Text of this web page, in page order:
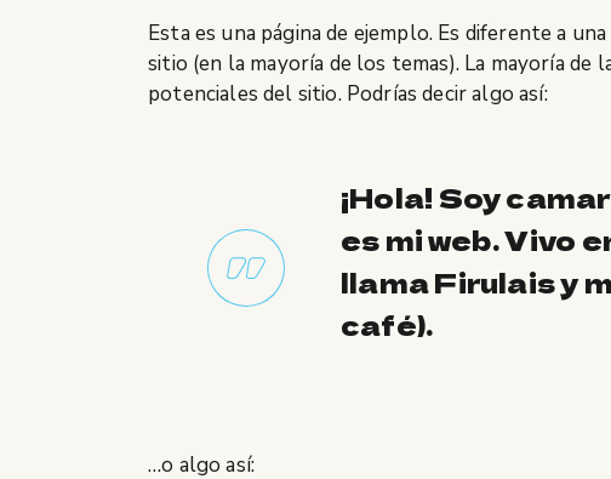
Esta es una página de ejemplo. Es diferente a
sitio (en la mayoría de los temas). La mayoría de
potenciales del sitio. Podrías decir algo así:
¡Hola! Soy
es mi web. Vivo
llama Firulais y
café).
…o algo así: